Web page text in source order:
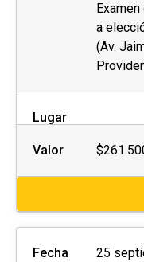
a
(Av.
Lugar
Valor
Fecha
25